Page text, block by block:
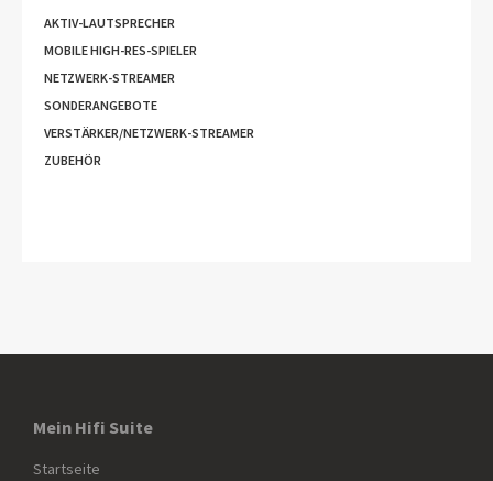
AKTIV-LAUTSPRECHER
MOBILE HIGH-RES-SPIELER
NETZWERK-STREAMER
SONDERANGEBOTE
VERSTÄRKER/NETZWERK-STREAMER
ZUBEHÖR
Mein Hifi Suite
Startseite